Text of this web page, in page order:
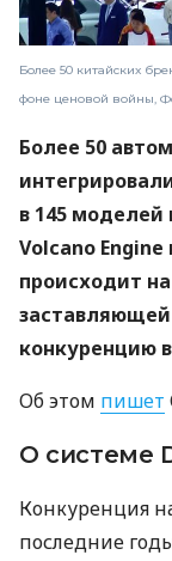
Более 50 китайских
фоне ценовой войны,
Более 50
в 145
Volcano
происходит
конкуренцию
Об этом пишет
О системе
Конкуренция
последние